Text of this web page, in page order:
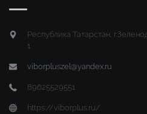
Республика Татарстан,
1
viborpluszel@yandex.ru
89625529551
https://viborplus.ru/